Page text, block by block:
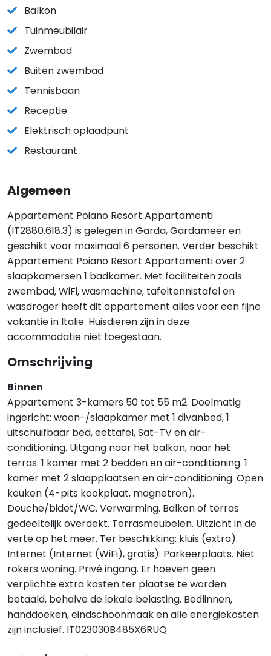
Balkon
Tuinmeubilair
Zwembad
Buiten zwembad
Tennisbaan
Receptie
Elektrisch oplaadpunt
Restaurant
Algemeen
Appartement Poiano Resort Appartamenti
(IT2880.618.3) is gelegen in Garda, Gardameer en
geschikt voor maximaal 6 personen. Verder beschikt
Appartement Poiano Resort Appartamenti over 2
slaapkamersen 1 badkamer. Met faciliteiten zoals
zwembad, WiFi, wasmachine, tafeltennistafel en
wasdroger heeft dit appartement alles voor een fijne
vakantie in Italië. Huisdieren zijn in deze
accommodatie niet toegestaan.
Omschrijving
Binnen
Appartement 3-kamers 50 tot 55 m2. Doelmatig
ingericht: woon-/slaapkamer met 1 divanbed, 1
uitschuifbaar bed, eettafel, Sat-TV en air-
conditioning. Uitgang naar het balkon, naar het
terras. 1 kamer met 2 bedden en air-conditioning. 1
kamer met 2 slaapplaatsen en air-conditioning. Open
keuken (4-pits kookplaat, magnetron).
Douche/bidet/WC. Verwarming. Balkon of terras
gedeeltelijk overdekt. Terrasmeubelen. Uitzicht in de
verte op het meer. Ter beschikking: kluis (extra).
Internet (Internet (WiFi), gratis). Parkeerplaats. Niet
rokers woning. Privé ingang. Er hoeven geen
verplichte extra kosten ter plaatse te worden
betaald, behalve de lokale belasting. Bedlinnen,
handdoeken, eindschoonmaak en alle energiekosten
zijn inclusief. IT023030B485X6RUQ